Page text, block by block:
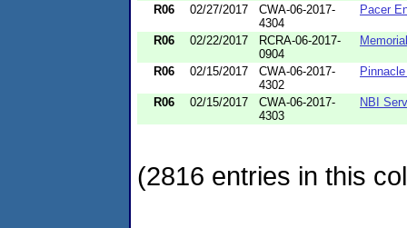
R06 02/27/2017
CWA-06-2017-
4304
Pacer
R06 02/22/2017
RCRA-06-2017-
0904
R06 02/15/2017
CWA-06-2017-
4302
R06 02/15/2017
CWA-06-2017-
4303
NBI
(2816 entries in this